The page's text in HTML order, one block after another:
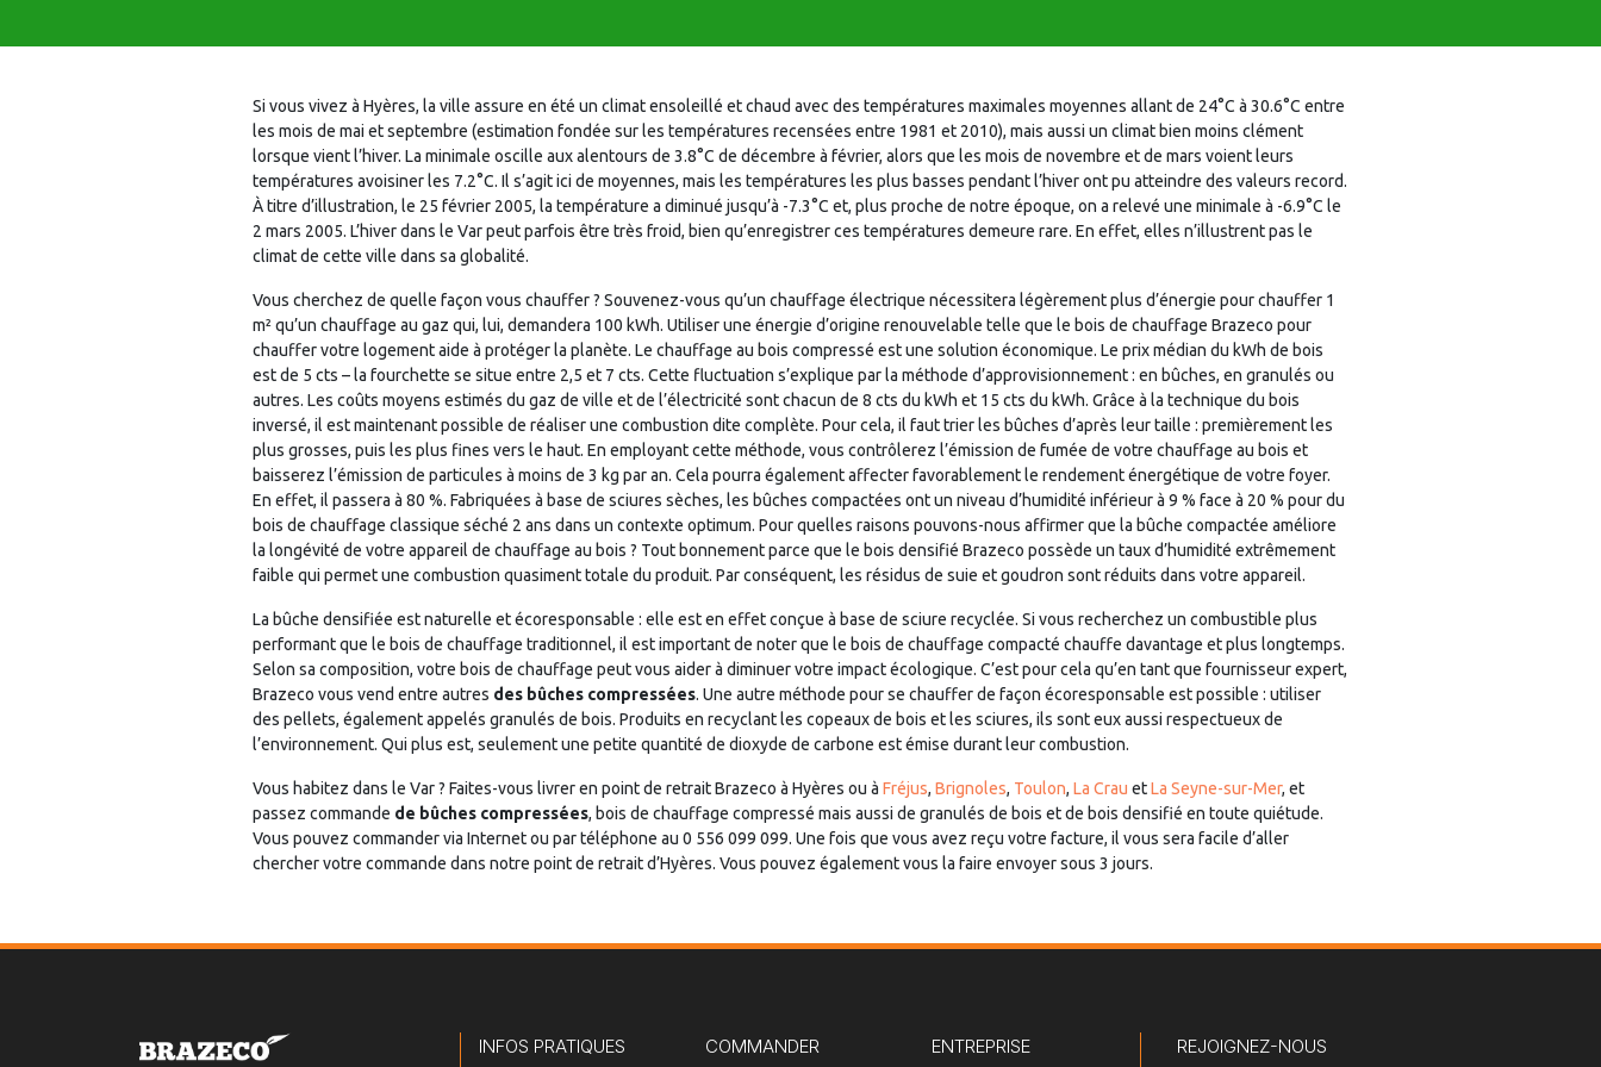
Si vous vivez à Hyères, la ville assure en été un climat ensoleillé et chaud avec des températures maximales moyennes allant de 24°C à 30.6°C entre
les mois de mai et septembre (estimation fondée sur les températures recensées entre 1981 et 2010), mais aussi un climat bien moins clément
lorsque vient l’hiver. La minimale oscille aux alentours de 3.8°C de décembre à février, alors que les mois de novembre et de mars voient leurs
températures avoisiner les 7.2°C. Il s’agit ici de moyennes, mais les températures les plus basses pendant l’hiver ont pu atteindre des valeurs record.
À titre d’illustration, le 25 février 2005, la température a diminué jusqu’à -7.3°C et, plus proche de notre époque, on a relevé une minimale à -6.9°C le
2 mars 2005. L’hiver dans le Var peut parfois être très froid, bien qu’enregistrer ces températures demeure rare. En effet, elles n’illustrent pas le
climat de cette ville dans sa globalité.
Vous cherchez de quelle façon vous chauffer ? Souvenez-vous qu’un chauffage électrique nécessitera légèrement plus d’énergie pour chauffer 1
m² qu’un chauffage au gaz qui, lui, demandera 100 kWh. Utiliser une énergie d’origine renouvelable telle que le bois de chauffage Brazeco pour
chauffer votre logement aide à protéger la planète. Le chauffage au bois compressé est une solution économique. Le prix médian du kWh de bois
est de 5 cts – la fourchette se situe entre 2,5 et 7 cts. Cette fluctuation s’explique par la méthode d’approvisionnement : en bûches, en granulés ou
autres. Les coûts moyens estimés du gaz de ville et de l’électricité sont chacun de 8 cts du kWh et 15 cts du kWh. Grâce à la technique du bois
inversé, il est maintenant possible de réaliser une combustion dite complète. Pour cela, il faut trier les bûches d’après leur taille : premièrement les
plus grosses, puis les plus fines vers le haut. En employant cette méthode, vous contrôlerez l’émission de fumée de votre chauffage au bois et
baisserez l’émission de particules à moins de 3 kg par an. Cela pourra également affecter favorablement le rendement énergétique de votre foyer.
En effet, il passera à 80 %. Fabriquées à base de sciures sèches, les bûches compactées ont un niveau d’humidité inférieur à 9 % face à 20 % pour du
bois de chauffage classique séché 2 ans dans un contexte optimum. Pour quelles raisons pouvons-nous affirmer que la bûche compactée améliore
la longévité de votre appareil de chauffage au bois ? Tout bonnement parce que le bois densifié Brazeco possède un taux d’humidité extrêmement
faible qui permet une combustion quasiment totale du produit. Par conséquent, les résidus de suie et goudron sont réduits dans votre appareil.
La bûche densifiée est naturelle et écoresponsable : elle est en effet conçue à base de sciure recyclée. Si vous recherchez un combustible plus
performant que le bois de chauffage traditionnel, il est important de noter que le bois de chauffage compacté chauffe davantage et plus longtemps.
Selon sa composition, votre bois de chauffage peut vous aider à diminuer votre impact écologique. C’est pour cela qu’en tant que fournisseur expert,
Brazeco vous vend entre autres des bûches compressées. Une autre méthode pour se chauffer de façon écoresponsable est possible : utiliser
des pellets, également appelés granulés de bois. Produits en recyclant les copeaux de bois et les sciures, ils sont eux aussi respectueux de
l’environnement. Qui plus est, seulement une petite quantité de dioxyde de carbone est émise durant leur combustion.
Vous habitez dans le Var ? Faites-vous livrer en point de retrait Brazeco à Hyères ou à Fréjus, Brignoles, Toulon, La Crau etLa Seyne-sur-Mer, et
passez commande de bûches compressées, bois de chauffage compressé mais aussi de granulés de bois et de bois densifié en toute quiétude.
Vous pouvez commander via Internet ou par téléphone au 0 556 099 099. Une fois que vous avez reçu votre facture, il vous sera facile d’aller
chercher votre commande dans notre point de retrait d’Hyères. Vous pouvez également vous la faire envoyer sous 3 jours.
INFOS PRATIQUES COMMANDER ENTREPRISE REJOIGNEZ-NOUS